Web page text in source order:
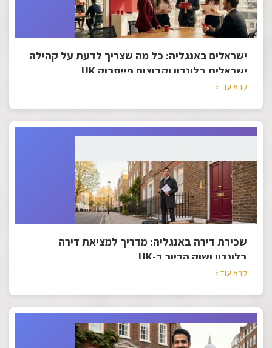
ישראלים באנגליה: כל מה שצריך לדעת על קהילה
ישראלית בלונדון וקבוצות פייסבוק UK
קרא עוד »
שכירת דירה באנגליה: מדריך למציאת דירה
בלונדון ושוק הדיור ב-UK
קרא עוד »